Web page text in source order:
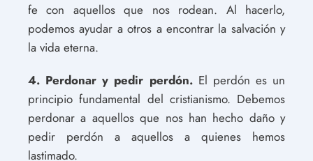
fe con aquellos que nos rodean. Al hacerlo,
podemos ayudar a otros a encontrar la salvación y
la vida eterna.
4. Perdonar y pedir perdón.El perdón es un
principio fundamental del cristianismo. Debemos
perdonar a aquellos que nos han hecho daño y
pedir perdón a aquellos a quienes hemos
lastimado.